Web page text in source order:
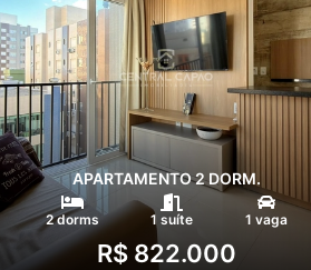
APARTAMENTO 2 DORM.
2 dorms 1 suíte 1 vaga
R$ 822.000